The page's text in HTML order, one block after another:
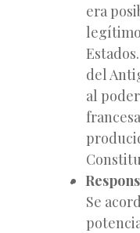
era
del
al
Se